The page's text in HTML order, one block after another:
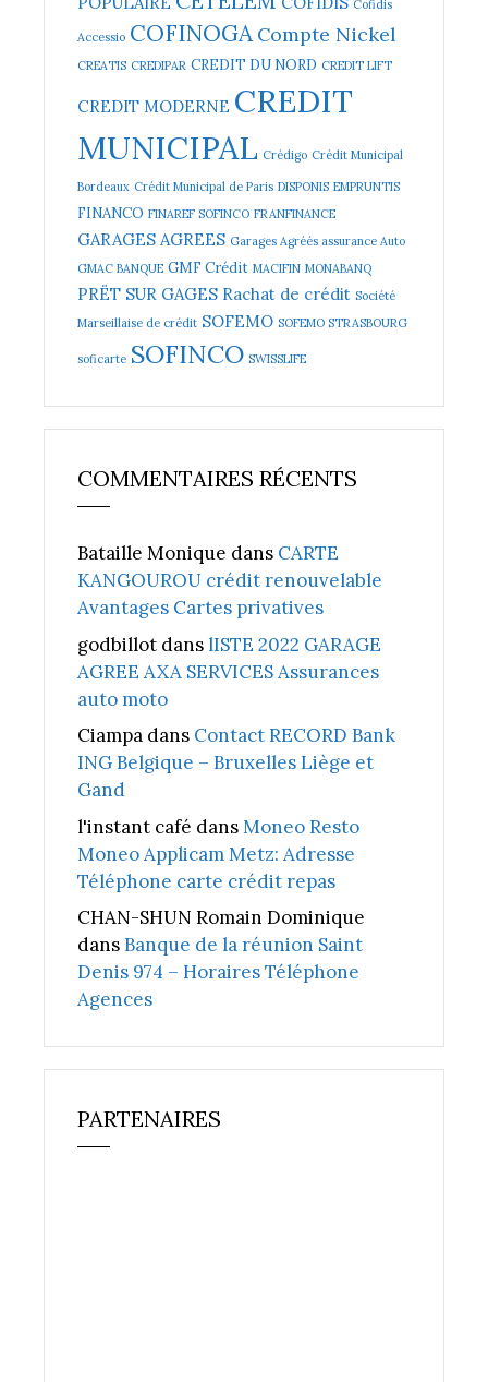
Cofidis
Accessio COFINOGA Compte Nickel
CREATIS CREDIPAR CREDIT DU NORD CREDIT LIFT
CREDIT MODERNE CREDIT
MUNICIPAL Crédigo Crédit Municipal
Bordeaux Crédit Municipal de Paris DISPONIS EMPRUNTIS
FINANCO FINAREF SOFINCO FRANFINANCE
GARAGES AGREES Garages Agréés assurance Auto
GMAC BANQUE GMF Crédit MACIFIN MONABANQ
PRËT SUR GAGES Rachat de crédit Société
Marseillaise de crédit SOFEMO SOFEMO STRASBOURG
soficarte SOFINCO SWISSLIFE
COMMENTAIRES RÉCENTS
Bataille Monique dans CARTE
KANGOUROU crédit renouvelable
Avantages Cartes privatives
godbillot danslISTE 2022 GARAGE
AGREE AXA SERVICES Assurances
auto moto
Ciampa dans Contact RECORD Bank
ING Belgique – Bruxelles Liège et
Gand
l'instant café dansMoneo Resto
Moneo Applicam Metz: Adresse
Téléphone carte crédit repas
CHAN-SHUN Romain Dominique
dansBanque de la réunion Saint
Denis 974 – Horaires Téléphone
Agences
PARTENAIRES